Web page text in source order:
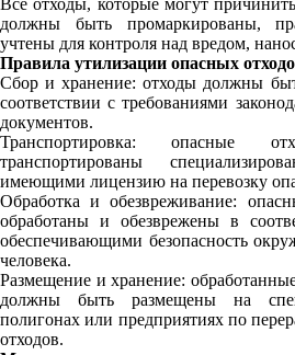
Все отходы, которые могут
должны быть промаркированы,
учтены для контроля над вредом,
Правила утилизации опасных
Сбор и хранение: отходы должны
соответствии с требованиями
документов.
Транспортировка: опасные
транспортированы
имеющими лицензию на перевозку
Обработка и обезвреживание:
обработаны и обезврежены в
обеспечивающими безопасность
человека.
Размещение и хранение:
должны быть размещены на
полигонах или предприятиях по
отходов.